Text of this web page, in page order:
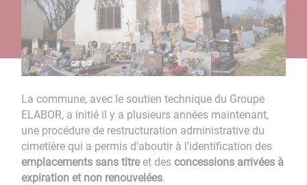
La commune, avec le soutien technique du Groupe
ELABOR, a initié il y a plusieurs années maintenant,
une procédure de restructuration administrative du
cimetière qui a permis d'aboutir à l'identification des
emplacements sans titreet desconcessions arrivées à
expiration et non renouvelées.